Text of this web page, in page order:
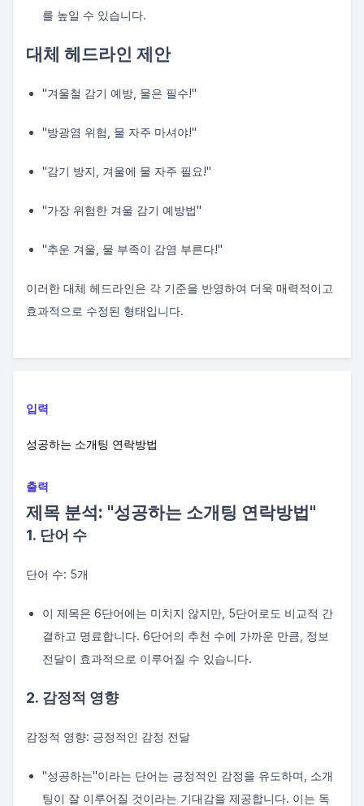
를 높일 수 있습니다.
대체 헤드라인 제안
"겨울철 감기 예방, 물은 필수!"
"방광염 위험, 물 자주 마셔야!"
"감기 방지, 겨울에 물 자주 필요!"
"가장 위험한 겨울 감기 예방법"
"추운 겨울, 물 부족이 감염 부른다!"
이러한 대체 헤드라인은 각 기준을 반영하여 더욱 매력적이고
효과적으로 수정된 형태입니다.
입력
성공하는 소개팅 연락방법
출력
제목 분석: "성공하는 소개팅 연락방법"
1. 단어 수
단어 수: 5개
이 제목은 6단어에는 미치지 않지만, 5단어로도 비교적 간
결하고 명료합니다. 6단어의 추천 수에 가까운 만큼, 정보
전달이 효과적으로 이루어질 수 있습니다.
2. 감정적 영향
감정적 영향: 긍정적인 감정 전달
"성공하는"이라는 단어는 긍정적인 감정을 유도하며, 소개
팅이 잘 이루어질 것이라는 기대감을 제공합니다. 이는 독